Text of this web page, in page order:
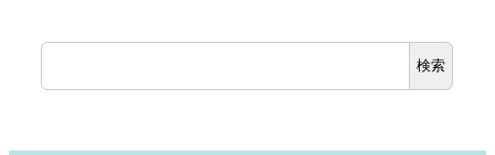
検
索
検索